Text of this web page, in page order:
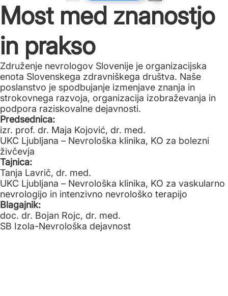
Most med znanostjo
in prakso
Združenje nevrologov Slovenije je organizacijska
enota Slovenskega zdravniškega društva. Naše
poslanstvo je spodbujanje izmenjave znanja in
strokovnega razvoja, organizacija izobraževanja in
podpora raziskovalne dejavnosti.
Predsednica:
izr. prof. dr. Maja Kojović, dr. med.
UKC Ljubljana – Nevrološka klinika, KO za bolezni
živčevja
Tajnica:
Tanja Lavrič, dr. med.
UKC Ljubljana – Nevrološka klinika, KO za vaskularno
nevrologijo in intenzivno nevrološko terapijo
Blagajnik:
doc. dr. Bojan Rojc, dr. med.
SB Izola-Nevrološka dejavnost